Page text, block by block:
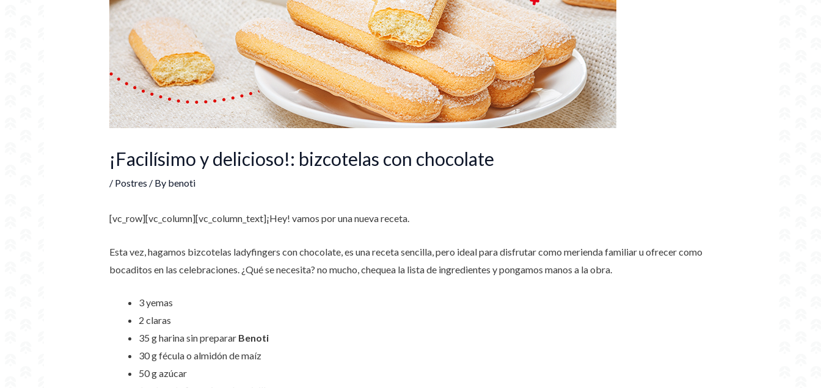
¡Facilísimo y delicioso!: bizcotelas con chocolate
/ Postres / By benoti
[vc_row][vc_column][vc_column_text]¡Hey! vamos por una nueva receta.
Esta vez, hagamos bizcotelas ladyfingers con chocolate, es una receta sencilla, pero ideal para disfrutar como merienda familiar u ofrecer como
bocaditos en las celebraciones. ¿Qué se necesita? no mucho, chequea la lista de ingredientes y pongamos manos a la obra.
3 yemas
2 claras
35 gharina sin preparar Benoti
30 g fécula o almidón de maíz
50 g azúcar